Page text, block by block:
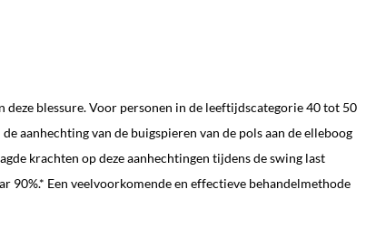
blessure. Voor personen in de leeftijdscategorie 40 tot 50
aanhechting van de buigspieren van de pols aan de elleboog
krachten op deze aanhechtingen tijdens de swing last
90%.* Een veelvoorkomende en effectieve behandelmethode